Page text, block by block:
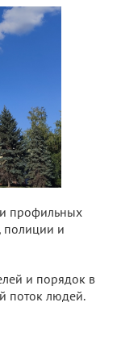
профильных
полиции и
и порядок в
поток людей.